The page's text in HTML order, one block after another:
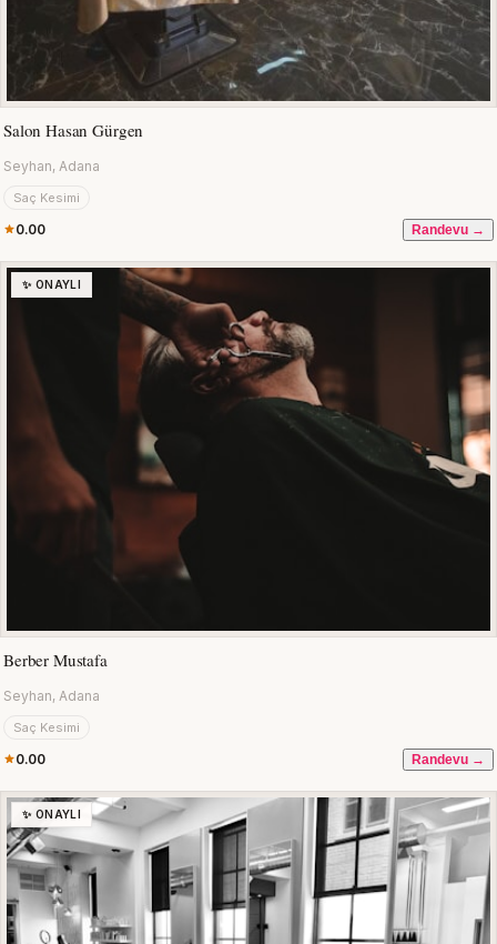
Salon Hasan Gürgen
Seyhan, Adana
Saç Kesimi
0.00 Randevu →
✨ ONAYLI
Berber Mustafa
Seyhan, Adana
Saç Kesimi
0.00 Randevu →
✨ ONAYLI